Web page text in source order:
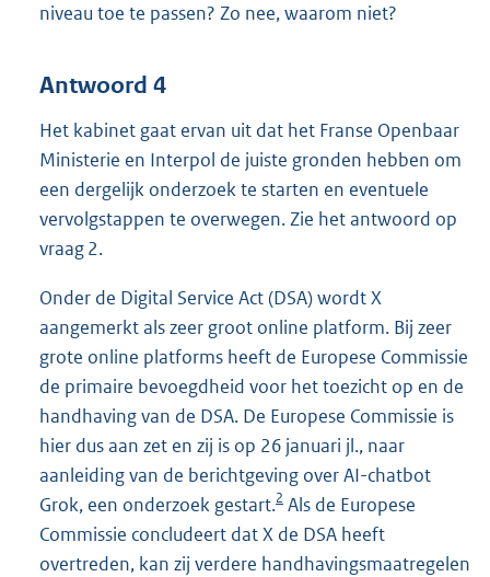
niveau toe te passen? Zo nee, waarom niet?
Antwoord 4
Het kabinet gaat ervan uit dat het Franse Openbaar
Ministerie en Interpol de juiste gronden hebben om
een dergelijk onderzoek te starten en eventuele
vervolgstappen te overwegen. Zie het antwoord op
vraag 2.
Onder de Digital Service Act (DSA) wordt X
aangemerkt als zeer groot online platform. Bij zeer
grote online platforms heeft de Europese Commissie
de primaire bevoegdheid voor het toezicht op en de
handhaving van de DSA. De Europese Commissie is
hier dus aan zet en zij is op 26 januari jl., naar
aanleiding van de berichtgeving over AI-chatbot
Grok, een onderzoek gestart.2 Als de Europese
Commissie concludeert dat X de DSA heeft
overtreden, kan zij verdere handhavingsmaatregelen